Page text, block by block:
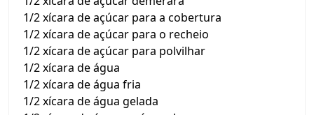
1/2 xícara de açúcar para a cobertura
1/2 xícara de açúcar para o recheio
1/2 xícara de açúcar para polvilhar
1/2 xícara de água
1/2 xícara de água fria
1/2 xícara de água gelada